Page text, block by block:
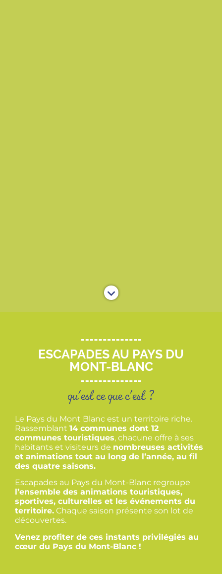
ESCAPADES AU PAYS DU
MONT-BLANC
qu'est ce que c'est ?
Le Pays du Mont Blanc est un territoire riche.
Rassemblant 14 communes dont 12
communes touristiques, chacune offre à ses
habitants et visiteurs de nombreuses activités
et animations tout au long de l’année, au fil
des quatre saisons.
Escapades au Pays du Mont-Blanc regroupe
l’ensemble des animations touristiques,
sportives, culturelles et les événements du
territoire. Chaque saison présente son lot de
découvertes.
Venez profiter de ces instants privilégiés au
cœur du Pays du Mont-Blanc !